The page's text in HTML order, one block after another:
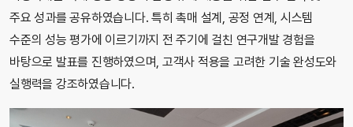
주요 성과를 공유하였습니다. 특히 촉매 설계, 공정 연계, 시스템
수준의 성능 평가에 이르기까지 전 주기에 걸친 연구개발 경험을
바탕으로 발표를 진행하였으며, 고객사 적용을 고려한 기술 완성도와
실행력을 강조하였습니다.